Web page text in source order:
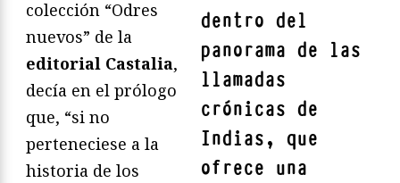
dentro del
panorama de las
llamadas
crónicas de
Indias, que
ofrece una
colección “Odres
nuevos” de la
editorial Castalia,
decía en el prólogo
que, “si no
perteneciese a la
historia de los